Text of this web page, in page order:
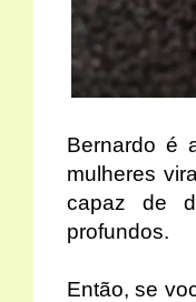
Bernardo é
mulheres
capaz de
profundos.
Então, se